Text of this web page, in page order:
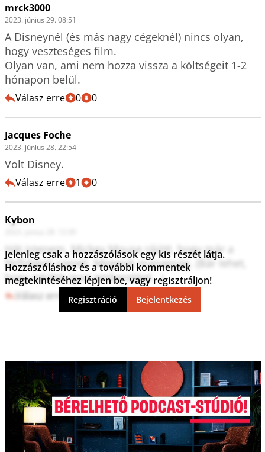
mrck3000
2023. június 29. 08:51
A Disneynél (és más nagy cégeknél) nincs olyan,
hogy veszteséges film.
Olyan van, ami nem hozza vissza a költségeit 1-2
hónapon belül.
Válasz erre 0 0
Jacques Foche
2023. június 28. 22:54
Volt Disney.
Válasz erre 1 0
Kybon
Hát istenem, Mickey Mouse rájött, hogy már a
férfidákót szereti. Megesik manapság. (Bár lehet,
hogy inkább igazi emberekkel...)
Válasz erre 0 0
Jelenleg csak a hozzászólások egy kis részét látja.
Hozzászóláshoz és a további kommentek
megtekintéséhez lépjen be, vagy regisztráljon!
Regisztráció Bejelentkezés